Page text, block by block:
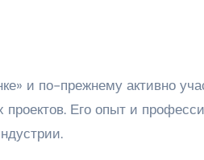
и по-прежнему активно
Его опыт и